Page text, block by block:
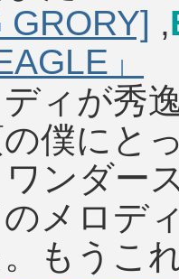
GRORY] ,
」
ィが秀
僕にと
ンダー
メロデ
もうこ